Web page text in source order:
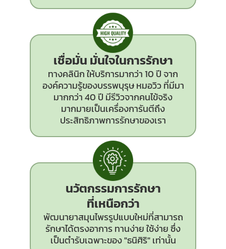
เชื่อมั่น มั่นใจในการรักษา
ทางคลินิก ให้บริการมากว่า 10 ปี จาก
องค์ความรู้ของบรรพบุรุษ หมอวิว ที่มีมา
มากกว่า 40 ปี มีรีวิวจากคนไข้จริง
มากมายเป็นเครื่องการันตีถึง
ประสิทธิภาพการรักษาของเรา
นวัตกรรมการรักษา
ที่เหนือกว่า
พัฒนายาสมุนไพรรูปแบบใหม่ที่สามารถ
รักษาได้ตรงอาการ ทานง่าย ใช้ง่าย ซึ่ง
เป็นตำรับเฉพาะของ "ธนิศิริ" เท่านั้น